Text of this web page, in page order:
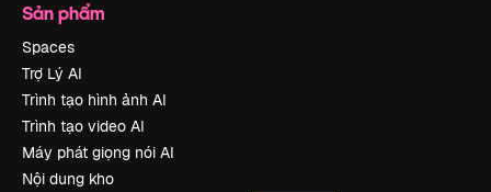
Sản phẩm
Spaces
Trợ Lý AI
Trình tạo hình ảnh AI
Trình tạo video AI
Máy phát giọng nói AI
Nội dung kho